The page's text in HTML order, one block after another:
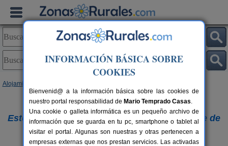
Alojamientos
Lo sentimos,
Este alojamiento ya no figura en nuestra base de
datos.
INFORMACIÓN BÁSICA SOBRE
COOKIES
Bienvenid@ a la información básica sobre las cookies de
nuestro portal responsabilidad de Mario Temprado Casas.
Una cookie o galleta informática es un pequeño archivo de
información que se guarda en tu pc, smartphone o tablet al
visitar el portal. Algunas son nuestras y otras pertenecen a
empresas externas que nos prestan servicios. Las activadas